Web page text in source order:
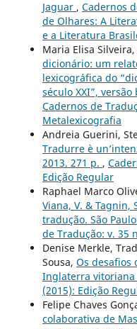
Jaguar , Cadernos
de Olhares: A
e a Literatura
Maria Elisa Silveira,
dicionário: um
lexicográfica do
século XXI”,
Cadernos de
Metalexicografia
Andreia Guerini,
Tradurre è
2013. 271 p. ,
Edição Regular
Raphael Marco
Viana, V. & Tagnin,
tradução. São
de Tradução: v. 35
Denise Merkle,
Sousa, Os desafios
Inglaterra vitoriana
(2015): Edição
Felipe Chaves
colaborativa de